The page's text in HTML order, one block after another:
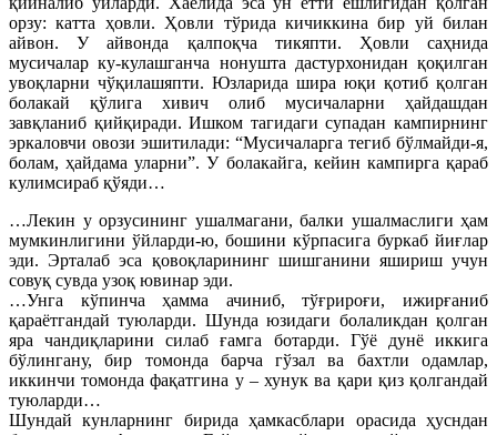
орзу: катта ҳовли. Ҳовли тўрида кичиккина бир уй билан
айвон. У айвонда қалпоқча тикяпти. Ҳовли саҳнида
мусичалар ку-кулашганча нонушта дастурхонидан қоқилган
увоқларни чўқилашяпти. Юзларида шира юқи қотиб қолган
болакай қўлига хивич олиб мусичаларни ҳайдашдан
завқланиб қийқиради. Ишком тагидаги супадан кампирнинг
эркаловчи овози эшитилади: “Мусичаларга тегиб бўлмайди-я,
болам, ҳайдама уларни”. У болакайга, кейин кампирга қараб
кулимсираб қўяди…
…Лекин у орзусининг ушалмагани, балки ушалмаслиги ҳам
мумкинлигини ўйларди-ю, бошини кўрпасига буркаб йиғлар
эди. Эрталаб эса қовоқларининг шишганини яшириш учун
совуқ сувда узоқ ювинар эди.
…Унга кўпинча ҳамма ачиниб, тўғрироғи, ижирғаниб
қараётгандай туюларди. Шунда юзидаги болаликдан қолган
яра чандиқларини силаб ғамга ботарди. Гўё дунё иккига
бўлингану, бир томонда барча гўзал ва бахтли одамлар,
иккинчи томонда фақатгина у – хунук ва қари қиз қолгандай
туюларди…
Шундай кунларнинг бирида ҳамкасблари орасида ҳусндан